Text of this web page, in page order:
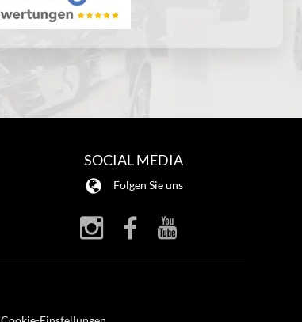
SOCIAL MEDIA
Folgen Sie uns